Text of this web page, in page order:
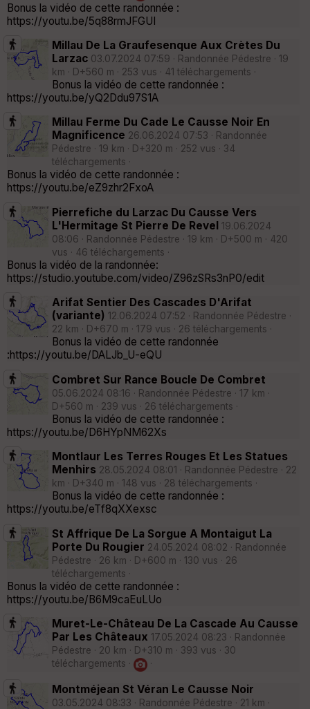
Bonus la vidéo de cette randonnée :
https://youtu.be/5q88rmJFGUI
Millau De La Graufesenque Aux Crètes Du
Larzac 03.07.2024 07:59 · Randonnée Pédestre · 19
km · D+560 m · 253 vus · 41 téléchargements ·
Bonus la vidéo de cette randonnée :
https://youtu.be/yQ2Ddu97S1A
Millau Ferme Du Cade Le Causse Noir En
Magnificence 26.06.2024 07:53 · Randonnée
Pédestre · 19 km · D+320 m · 252 vus · 34
téléchargements ·
Bonus la vidéo de cette randonnée :
https://youtu.be/eZ9zhr2FxoA
Pierrefiche du Larzac Du Causse Vers
L'Hermitage St Pierre De Revel 19.06.2024
08:06 · Randonnée Pédestre · 19 km · D+500 m · 420
vus · 46 téléchargements ·
Bonus la vidéo de la randonnée:
https://studio.youtube.com/video/Z96zSRs3nP0/edit
Arifat Sentier Des Cascades D'Arifat
(variante) 12.06.2024 07:52 · Randonnée Pédestre ·
22 km · D+670 m · 179 vus · 26 téléchargements ·
Bonus la vidéo de cette randonnée
:https://youtu.be/DALJb_U-eQU
Combret Sur Rance Boucle De Combret
05.06.2024 08:16 · Randonnée Pédestre · 17 km ·
D+560 m · 239 vus · 26 téléchargements ·
Bonus la vidéo de cette randonnée :
https://youtu.be/D6HYpNM62Xs
Montlaur Les Terres Rouges Et Les Statues
Menhirs 28.05.2024 08:01 · Randonnée Pédestre · 22
km · D+340 m · 148 vus · 28 téléchargements ·
Bonus la vidéo de cette randonnée :
https://youtu.be/eTf8qXXexsc
St Affrique De La Sorgue A Montaigut La
Porte Du Rougier 24.05.2024 08:02 · Randonnée
Pédestre · 26 km · D+600 m · 130 vus · 26
téléchargements ·
Bonus la vidéo de cette randonnée :
https://youtu.be/B6M9caEuLUo
Muret-Le-Château De La Cascade Au Causse
Par Les Châteaux 17.05.2024 08:23 · Randonnée
Pédestre · 20 km · D+310 m · 393 vus · 30
téléchargements ·
·
Montméjean St Véran Le Causse Noir
03.05.2024 08:33 · Randonnée Pédestre · 21 km ·